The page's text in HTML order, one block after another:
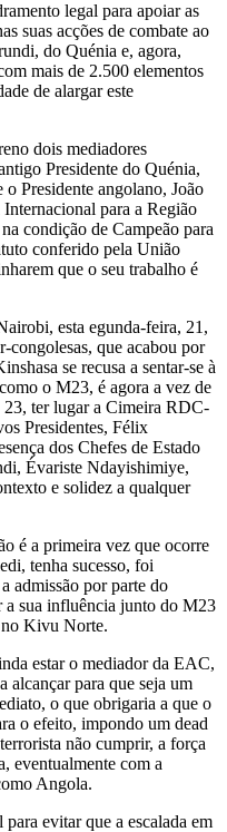
legal para apoiar as
suas acções de combate ao
do Quénia e, agora,
mais de 2.500 elementos
de alargar este
dois mediadores
Presidente do Quénia,
Presidente angolano, João
para a Região
condição de Campeão para
conferido pela União
que o seu trabalho é
esta egunda-feira, 21,
congolesas, que acabou por
se recusa a sentar-se à
o M23, é agora a vez de
23, ter lugar a Cimeira RDC-
Presidentes, Félix
dos Chefes de Estado
Évariste Ndayishimiye,
e solidez a qualquer
é a primeira vez que ocorre
tenha sucesso, foi
admissão por parte do
a sua influência junto do M23
no Kivu Norte.
estar o mediador da EAC,
para que seja um
o que obrigaria a que o
o efeito, impondo um dead
não cumprir, a força
eventualmente com a
Angola.
evitar que a escalada em